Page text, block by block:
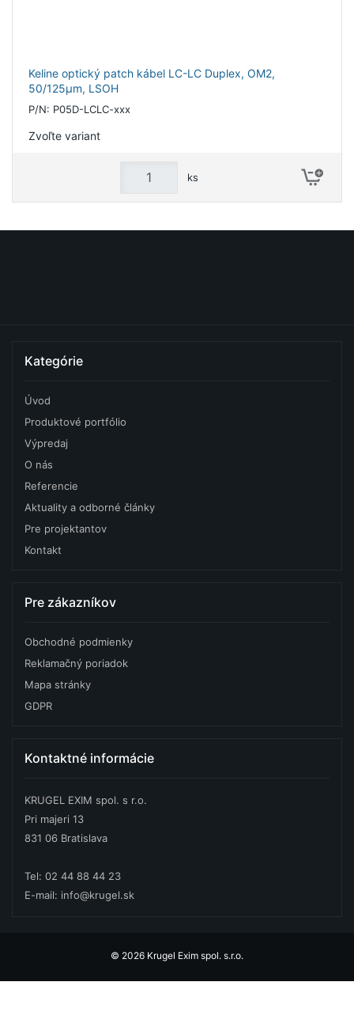
Keline optický patch kábel LC-LC Duplex, OM2,
50/125µm, LSOH
P/N: P05D-LCLC-xxx
Zvoľte variant
ks
Kategórie
Úvod
Produktové portfólio
Výpredaj
O nás
Referencie
Aktuality a odborné články
Pre projektantov
Kontakt
Pre zákazníkov
Obchodné podmienky
Reklamačný poriadok
Mapa stránky
GDPR
Kontaktné informácie
KRUGEL EXIM spol. s r.o.
Pri majeri 13
831 06 Bratislava
Tel: 02 44 88 44 23
E-mail: info@krugel.sk
© 2026 Krugel Exim spol. s.r.o.